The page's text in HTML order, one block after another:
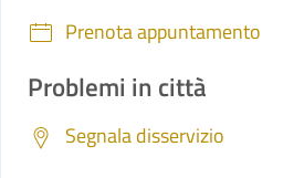
Prenota appuntamento
Problemi in città
Segnala disservizio